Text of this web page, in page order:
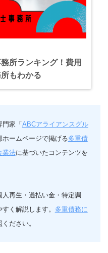
所ランキング！費用
もわかる
門家「ABCアライアンスグル
ームページで掲げる多重債
業法に基づいたコンテンツを
再生・過払い金・特定調
く解説します。 多重債務に
ださい。